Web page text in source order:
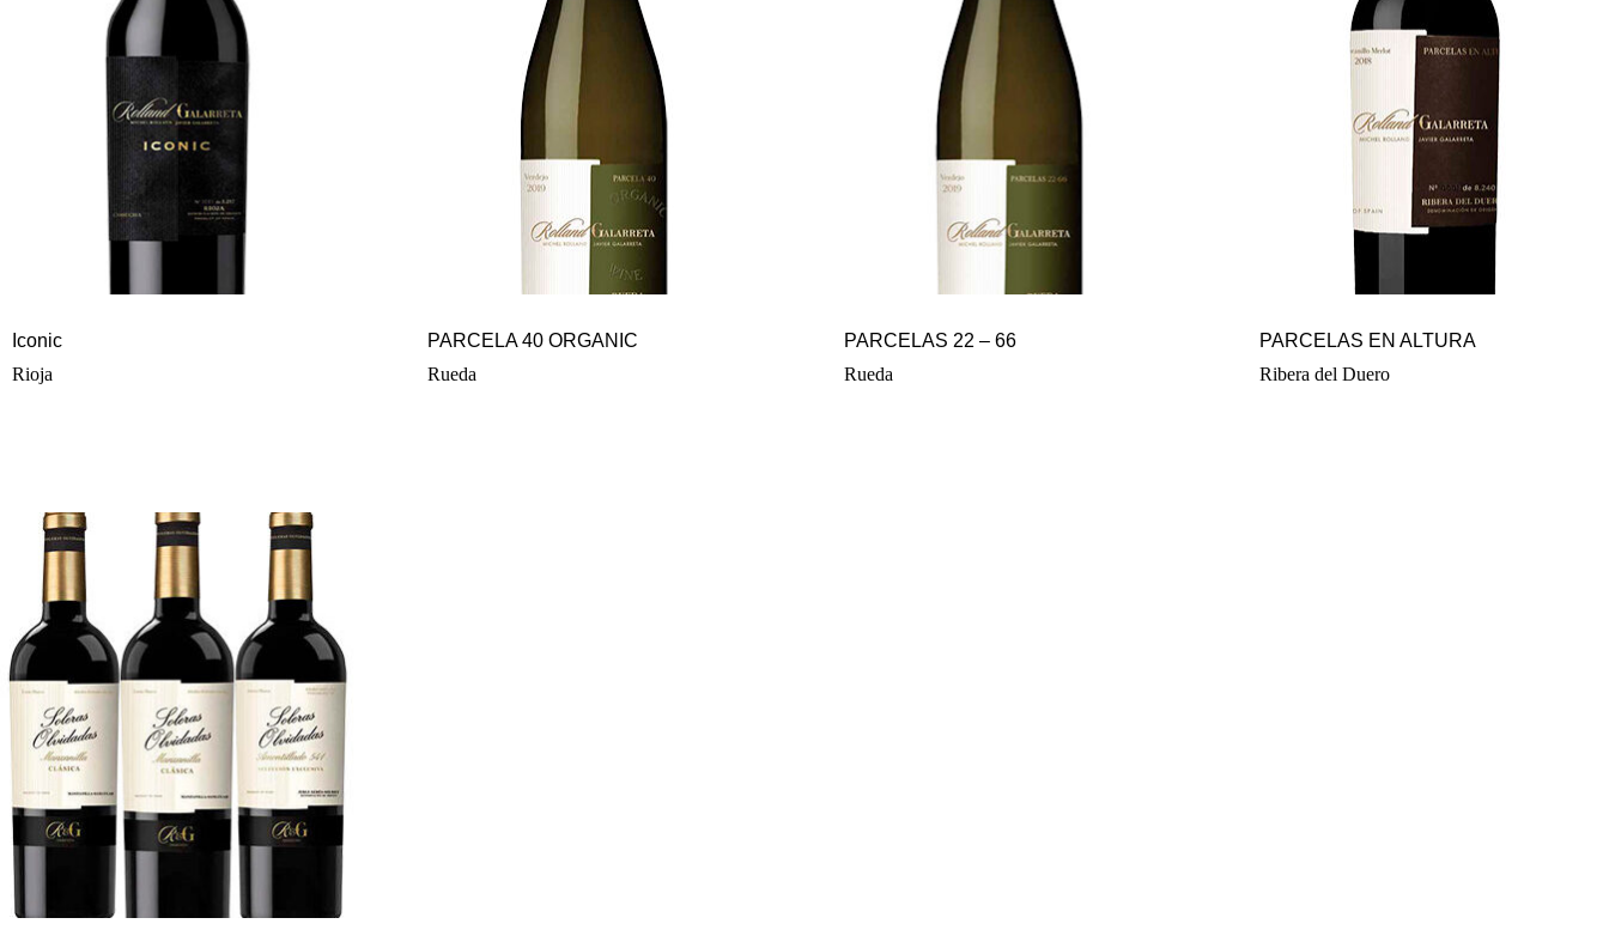
Iconic
Rioja
PARCELA 40 ORGANIC
Rueda
PARCELAS 22 – 66
Rueda
PARCELAS EN ALTURA
Ribera del Duero